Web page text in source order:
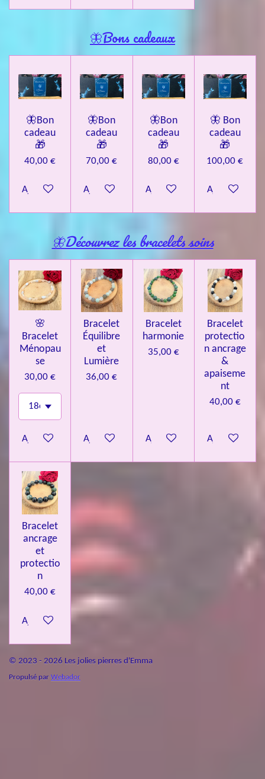
🦋Bons cadeaux
🦋Bon
cadeau
🎁
40,00 €
Ajouter au panier
🦋Bon
cadeau
🎁
70,00 €
Ajouter au panier
🦋Bon
cadeau
🎁
80,00 €
Ajouter au panier
🦋 Bon
cadeau
🎁
100,00 €
Ajouter au
🦋Découvrez les bracelets soins
🌸
Bracelet
Ménopau
se
30,00 €
Ajouter au panier
Bracelet
Équilibre
et
Lumière
36,00 €
Ajouter au panier
Bracelet
harmonie
35,00 €
Ajouter au panier
Bracelet
protectio
n ancrage
&
apaiseme
nt
40,00 €
Ajouter au
Bracelet
ancrage
et
protectio
n
40,00 €
Ajouter au panier
© 2023 - 2026 Les jolies pierres d'Emma
Propulsé par Webador